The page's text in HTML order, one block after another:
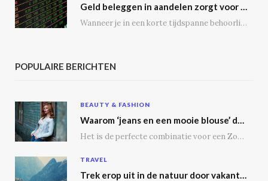
Geld beleggen in aandelen zorgt voor een passief inkomen
Wanneer je in een korte tijdspanne behoorlijke winst wil maken, is het geen slecht idee…
POPULAIRE BERICHTEN
BEAUTY & FASHION
Waarom ‘jeans en een mooie blouse’ dé outfit is
Het is de perfecte combinatie voor een Zoomgesprek, lunchdate of een dagje shoppen. Bij een…
TRAVEL
Trek erop uit in de natuur door vakantie te vieren op een camping